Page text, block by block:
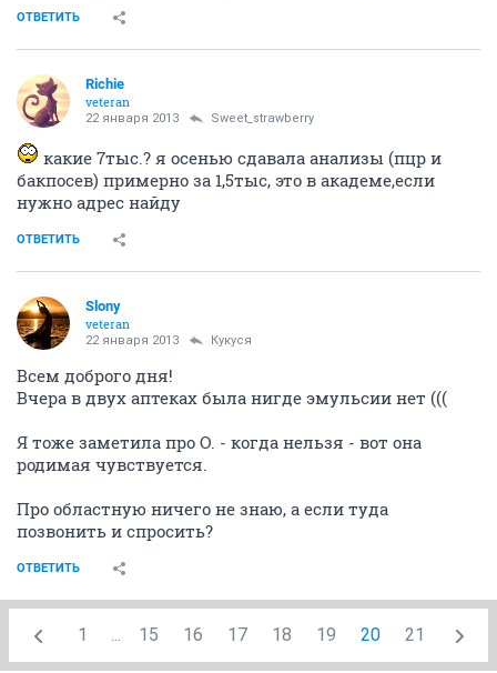
ОТВЕТИТЬ
Richie
veteran
22 января 2013 Sweet_strawberry
какие 7тыс.? я осенью сдавала анализы (пцр и
бакпосев) примерно за 1,5тыс, это в академе,если
нужно адрес найду
ОТВЕТИТЬ
Slony
veteran
22 января 2013 Кукуся
Всем доброго дня!
Вчера в двух аптеках была нигде эмульсии нет (((
Я тоже заметила про О. - когда нельзя - вот она
родимая чувствуется.
Про областную ничего не знаю, а если туда
позвонить и спросить?
ОТВЕТИТЬ
1 ... 15 16 17 18 19 20 21